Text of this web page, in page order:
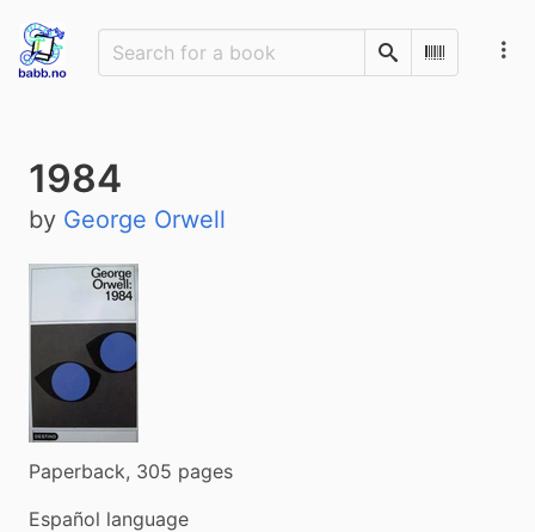
SearchScan
1984
by George Orwell
Paperback, 305 pages
Español language